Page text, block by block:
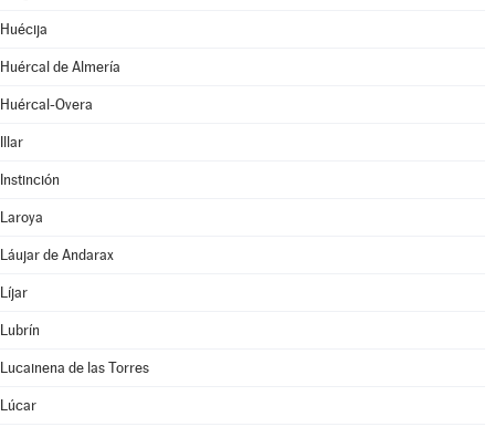
Huécija
Huércal de Almería
Huércal-Overa
Illar
Instinción
Laroya
Láujar de Andarax
Líjar
Lubrín
Lucainena de las Torres
Lúcar